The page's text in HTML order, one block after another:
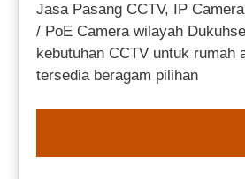
Jasa Pasang CCTV, IP
/ PoE Camera wilayah
kebutuhan CCTV untuk rumah
tersedia beragam pilihan